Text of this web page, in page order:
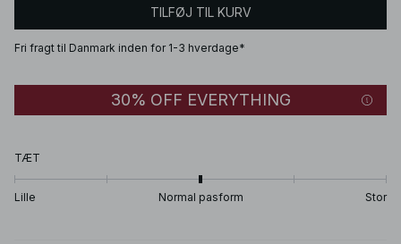
TILFØJ TIL KURV
Fri fragt til Danmark inden for 1-3 hverdage*
30% OFF EVERYTHING
TÆT
Lille Normal pasform Stor